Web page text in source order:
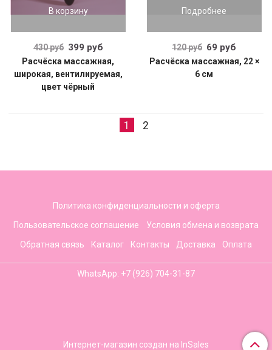
В корзину
430 руб 399 руб
Расчёска массажная,
широкая, вентилируемая,
цвет чёрный
Подробнее
120 руб 69 руб
Расчёска массажная, 22 ×
6 см
1 2
Политика конфиденциальности и оферта
Пользовательское соглашение Условия обмена и возврата
Обратная связь Каталог Контакты Доставка Оплата
WhatsApp: +7 (926) 704-31-87
Интернет-магазин создан на InSales